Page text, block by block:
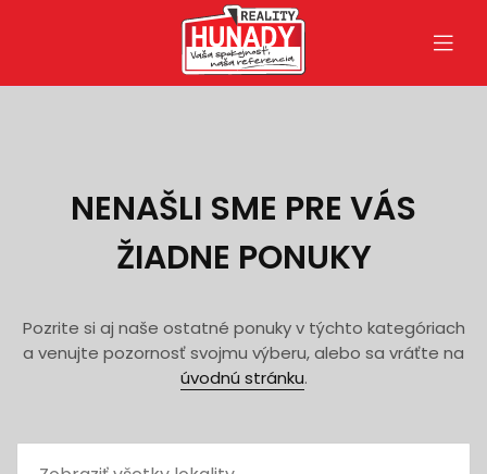
NENAŠLI SME PRE VÁS
ŽIADNE PONUKY
Pozrite si aj naše ostatné ponuky v týchto kategóriach
a venujte pozornosť svojmu výberu, alebo sa vráťte na
úvodnú stránku.